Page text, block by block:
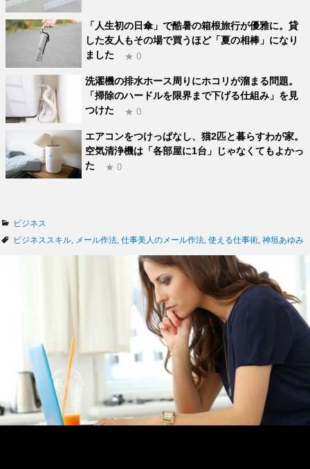
「人生初の日傘」で酷暑の箱根旅行が優雅に。貸
した友人もその場で買うほど「夏の相棒」になり
ました
★ 0
洗濯機の排水ホース周りにホコリが溜まる問題。
「掃除のハードルを限界まで下げる仕組み」を見
つけた
★ 0
エアコンをつけっぱなし、猫2匹と暮らすわが家。
空気清浄機は「各部屋に1台」じゃなくてもよかっ
た
★ 0
カ
テ
ビジネス
タ
ビジネススキル メール作法 仕事美人のメール作法 使える仕事術 神垣あゆみ